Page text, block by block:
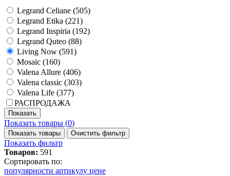
Legrand Celiane (505)
Legrand Etika (221)
Legrand Inspiria (192)
Legrand Quteo (88)
Living Now (591)
Mosaic (160)
Valena Allure (406)
Valena classic (303)
Valena Life (377)
РАСПРОДАЖА
Показать товары (0)
Показать товары Очистить фильтр
Показать фильтр
Товаров: 591
Сортировать по:
популярности артикулу цене